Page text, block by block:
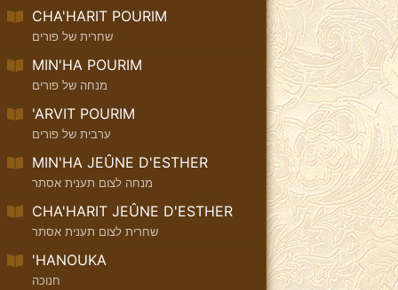
CHA'HARIT POURIM
שחרית של פורים
MIN'HA POURIM
מנחה של פורים
'ARVIT POURIM
ערבית של פורים
MIN'HA JEÛNE D'ESTHER
מנחה לצום תענית אסתר
CHA'HARIT JEÛNE D'ESTHER
שחרית לצום תענית אסתר
'HANOUKA
חנוכה